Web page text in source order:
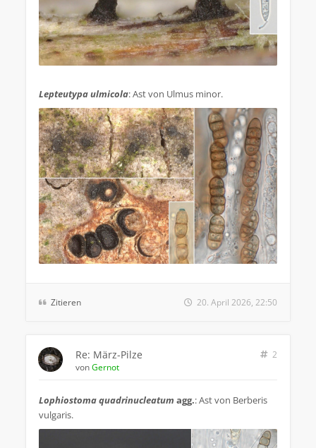
Lepteutypa ulmicola: Ast von Ulmus minor.
Zitieren 20. April 2026, 22:50
Re: März-Pilze
2
vonGernot
Lophiostoma quadrinucleatum agg.: Ast von Berberis
vulgaris.